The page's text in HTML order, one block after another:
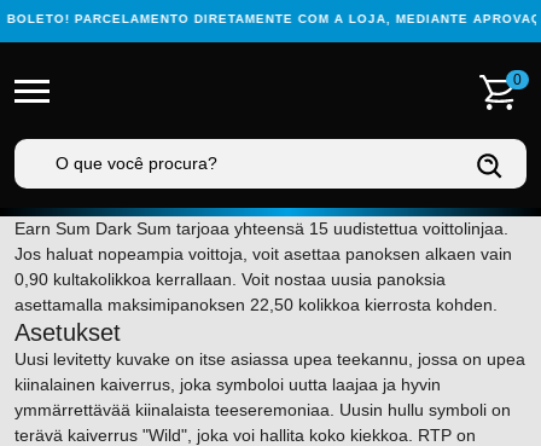
PARCELAMENTO DIRETAMENTE COM A LOJA, MEDIANTE APROVAÇÃO
0
Earn Sum Dark Sum tarjoaa yhteensä 15 uudistettua voittolinjaa.
Jos haluat nopeampia voittoja, voit asettaa panoksen alkaen vain
0,90 kultakolikkoa kerrallaan. Voit nostaa uusia panoksia
asettamalla maksimipanoksen 22,50 kolikkoa kierrosta kohden.
Asetukset
Uusi levitetty kuvake on itse asiassa upea teekannu, jossa on upea
kiinalainen kaiverrus, joka symboloi uutta laajaa ja hyvin
ymmärrettävää kiinalaista teeseremoniaa. Uusin hullu symboli on
terävä kaiverrus "Wild", joka voi hallita koko kiekkoa. RTP on